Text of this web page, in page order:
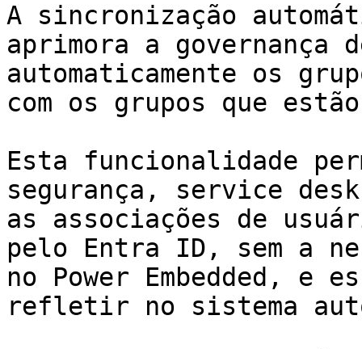
A sincronização
aprimora a governança
automaticamente os
com os grupos que
Esta funcionalidade
segurança, service
as associações de
pelo Entra ID, sem a
no Power Embedded, e
refletir no sistema